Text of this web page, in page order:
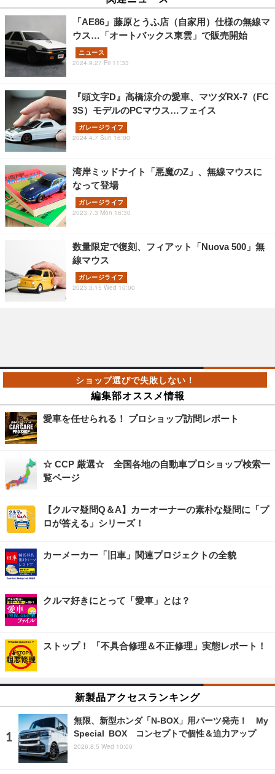
「AE86」藤原とうふ店（自家用）仕様の無線マ
ウス…「オートバックス東雲」で販売開始
ニュース
2024.9.27 Fri 11:33
『頭文字D』高橋涼介の愛車、マツダRX-7（FC
3S）モデルのPCマウス…フェイス
ガレージライフ
2024.4.7 Sun 16:00
湾岸ミッドナイト「悪魔のZ」、無線マウスに
なって登場
ガレージライフ
2023.7.3 Mon 16:30
数量限定で復刻、フィアット「Nuova 500」無
線マウス
ガレージライフ
2023.3.15 Wed 10:00
編集部オススメ情報
愛車を任せられる！ プロショップ訪問レポート
☆ CCP 厳選☆ 全国各地の自動車プロショップ検索一
覧ページ
【クルマ疑問Q＆A】カーオーナーの素朴な疑問に「プ
ロが答える」シリーズ！
カーメーカー「旧車」関連プロジェクトの全貌
クルマ好きにとって「愛車」とは？
ストップ！ 「不具合修理＆不正修理」実態レポート！
新製品アクセスランキング
無限、新型ホンダ「N-BOX」用パーツ発売！ My
Special BOX コンセプトで個性＆迫力アップ
2026.8.5 Wed 10:00